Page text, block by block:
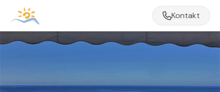
Kontakt